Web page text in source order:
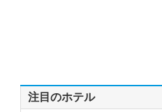
注目のホテル